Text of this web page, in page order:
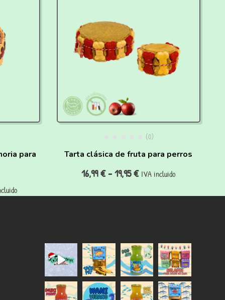
para
(0)
Tarta clásica de fruta para perros
16,99€-19,95€ IVA incluido